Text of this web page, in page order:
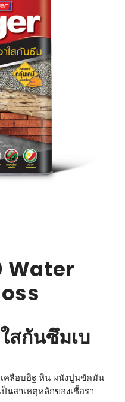
Water
สกันซึมเบ
คลือบอิฐ หิน ผนังปูนขัดมัน
นสาเหตุหลักของเชื้อรา